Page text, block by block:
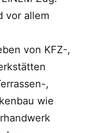
vor allem
von KFZ-,
,
wie